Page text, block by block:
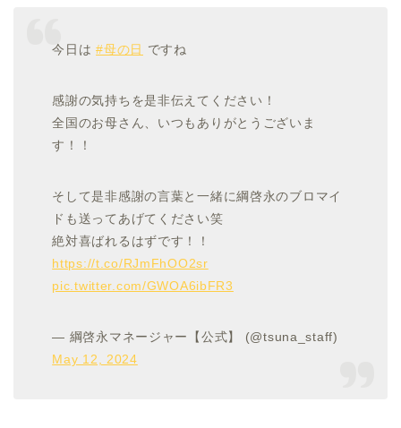
今日は#母の日 ですね
感謝の気持ちを是非伝えてください！
全国のお母さん、いつもありがとうございま
す！！
そして是非感謝の言葉と一緒に綱啓永のブロマイ
ドも送ってあげてください笑
絶対喜ばれるはずです！！
https://t.co/RJmFhOO2sr
pic.twitter.com/GWOA6ibFR3
— 綱啓永マネージャー【公式】 (@tsuna_staff)
May 12, 2024